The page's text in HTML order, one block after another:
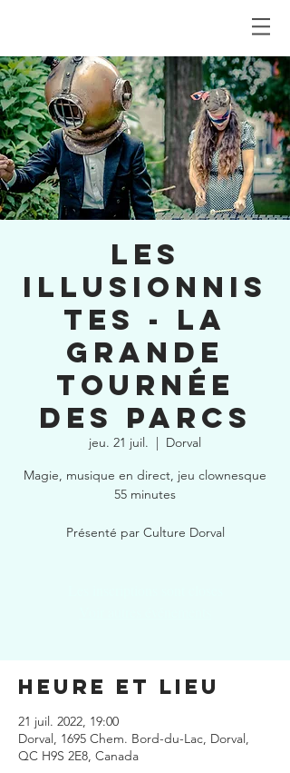
LES
ILLUSIONNIS
TES - La
grande
tournée
des parcs
jeu. 21 juil.
  |
Dorval
Magie, musique en direct, jeu clownesque
55 minutes
Présenté par Culture Dorval
Heure et lieu
21 juil. 2022, 19:00
Dorval, 1695 Chem. Bord-du-Lac, Dorval,
QC H9S 2E8, Canada